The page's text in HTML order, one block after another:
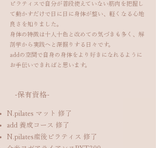
ピラティスで自分が普段使えていない筋肉を把握し
て動かすだけで日に日に身体が整い、軽くなる心地
良さを知りました。
身体の特徴は十人十色と改めての気づきも多く、解
剖学から実践へと深掘りする日々です。
addの空間で自身の身体をより好きになれるように
お手伝いできればと思います。
​-保有資格-
N.pilates マット 修了
add 養成コース 修了
N.pilates産後ピラティス 修了